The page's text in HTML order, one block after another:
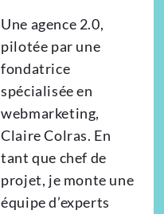
Une agence 2.0,
pilotée par une
fondatrice
spécialisée en
webmarketing,
Claire Colras. En
tant que chef de
projet, je monte une
équipe d’experts